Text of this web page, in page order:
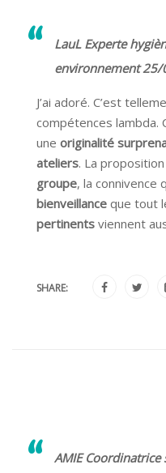
LauL Experte
environnement
J’ai adoré. C’est
compétences lambda.
une originalité
ateliers. La
groupe, la connivence
bienveillance que tout
pertinents viennent
SHARE:
AMIE